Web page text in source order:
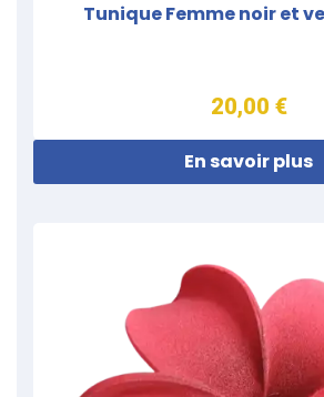
Tunique Femme noir et
20,00 €
En savoir plus